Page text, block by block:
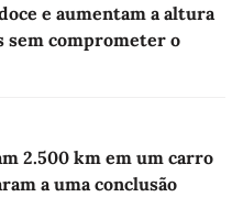
e aumentam a altura
sem comprometer o
2.500 km em um carro
a uma conclusão